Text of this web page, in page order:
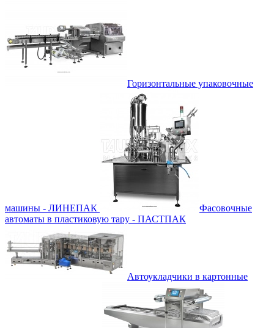
Горизонтальные упаковочные
машины - ЛИНЕПАК
Фасовочные
автоматы в пластиковую тару - ПАСТПАК
Автоукладчики в картонные